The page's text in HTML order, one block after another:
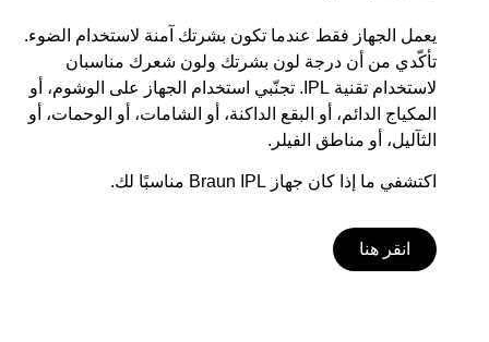
يعمل الجهاز فقط عندما تكون بشرتك آمنة لاستخدام الضوء.
تأكّدي من أن درجة لون بشرتك ولون شعرك مناسبان
لاستخدام تقنية IPL. تجنّبي استخدام الجهاز على الوشوم، أو
المكياج الدائم، أو البقع الداكنة، أو الشامات، أو الوحمات، أو
الثآليل، أو مناطق الفيلر.
اكتشفي ما إذا كان جهاز Braun IPL مناسبًا لك.
انقر هنا